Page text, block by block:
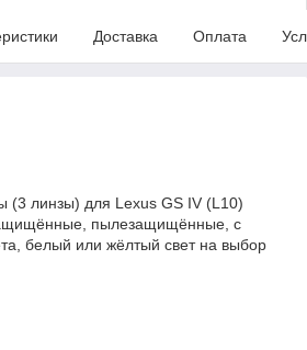
Доставка Оплата
(3 линзы) для Lexus GS IV (L10)
пылезащищённые, с
белый или жёлтый свет на выбор